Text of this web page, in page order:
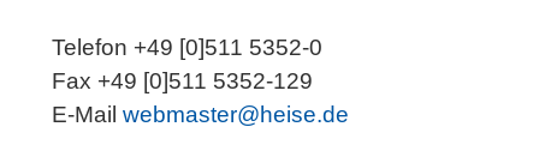
Telefon +49 [0]511 5352-0
Fax +49 [0]511 5352-129
E-Mailwebmaster@heise.de